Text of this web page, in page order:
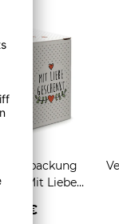
- Mit Liebe
2,95 €